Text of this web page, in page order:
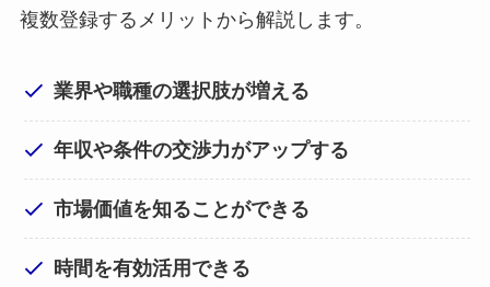
複数登録するメリットから解説します。
業界や職種の選択肢が増える
年収や条件の交渉力がアップする
市場価値を知ることができる
時間を有効活用できる